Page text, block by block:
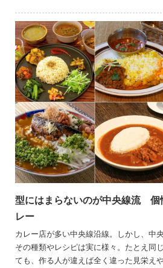
型にはまらないのが中央線流 個
レー
カレー店が多い中央線沿線。しかし、中
その種類やレシピは実に様々。たとえ同
ても、作る人が違えば全く違った見栄え